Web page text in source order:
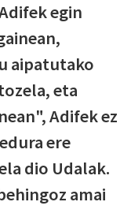
egin
aipatutako
eta
Adifek ez
ere
dio Udalak.
amai